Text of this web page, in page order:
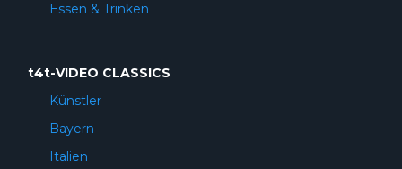
Essen & Trinken
t4t-VIDEO CLASSICS
Künstler
Bayern
Italien